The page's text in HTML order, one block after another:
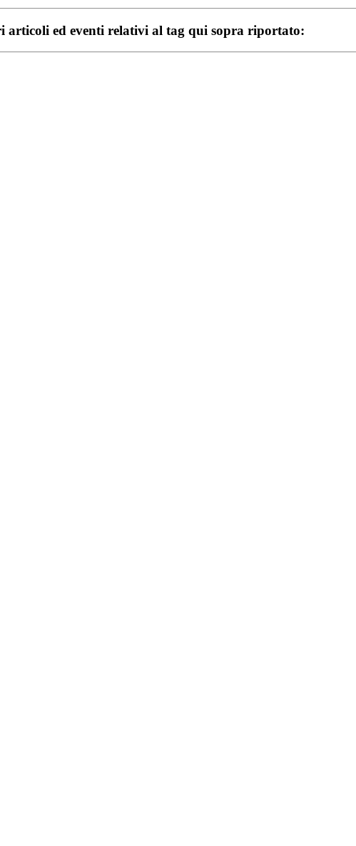
articoli ed eventi relativi al tag qui sopra riportato: